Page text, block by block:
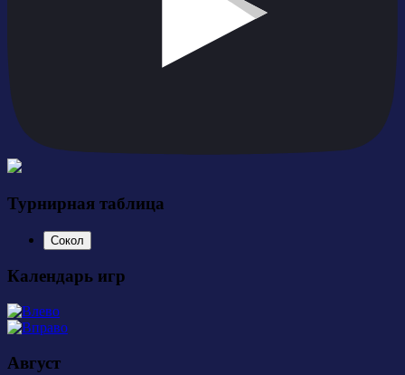
Турнирная таблица
Сокол
Календарь игр
Август